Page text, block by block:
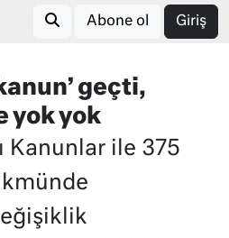
Abone ol Giriş
geçti,
yok yok
Kanunlar ile 375